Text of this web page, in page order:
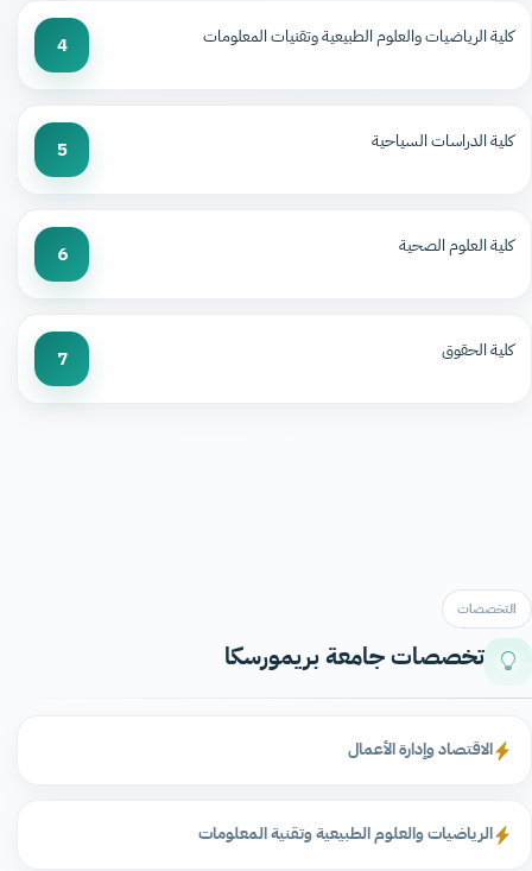
كلية الرياضيات والعلوم الطبيعية وتقنيات المعلومات 4
كلية الدراسات السياحية 5
كلية العلوم الصحية 6
كلية الحقوق 7
التخصصات
تخصصات جامعة بريمورسكا
الاقتصاد وإدارة الأعمال
الرياضيات والعلوم الطبيعية وتقنية المعلومات